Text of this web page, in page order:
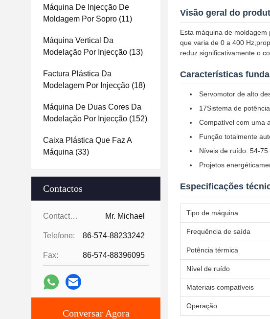
Máquina De Injecção De
Moldagem Por Sopro (11)
Máquina Vertical Da
Modelação Por Injecção (13)
Factura Plástica Da
Modelagem Por Injecção (18)
Máquina De Duas Cores Da
Modelação Por Injecção (152)
Caixa Plástica Que Faz A
Máquina (33)
Contactos
Contactos: Mr. Michael
Telefone: 86-574-88233242
Fax: 86-574-88396095
Conversar Agora
Visão geral do
Esta máquina de
que varia de 0 a 400
reduz significativamente o
Características
Servomotor de alto
17Sistema de
Compatível com uma
Função totalmente
Níveis de ruído: 54-
Projetos
Especificações
Tipo de máquina
Frequência de saída
Potência térmica
Nível de ruído
Materiais compatíveis
Operação